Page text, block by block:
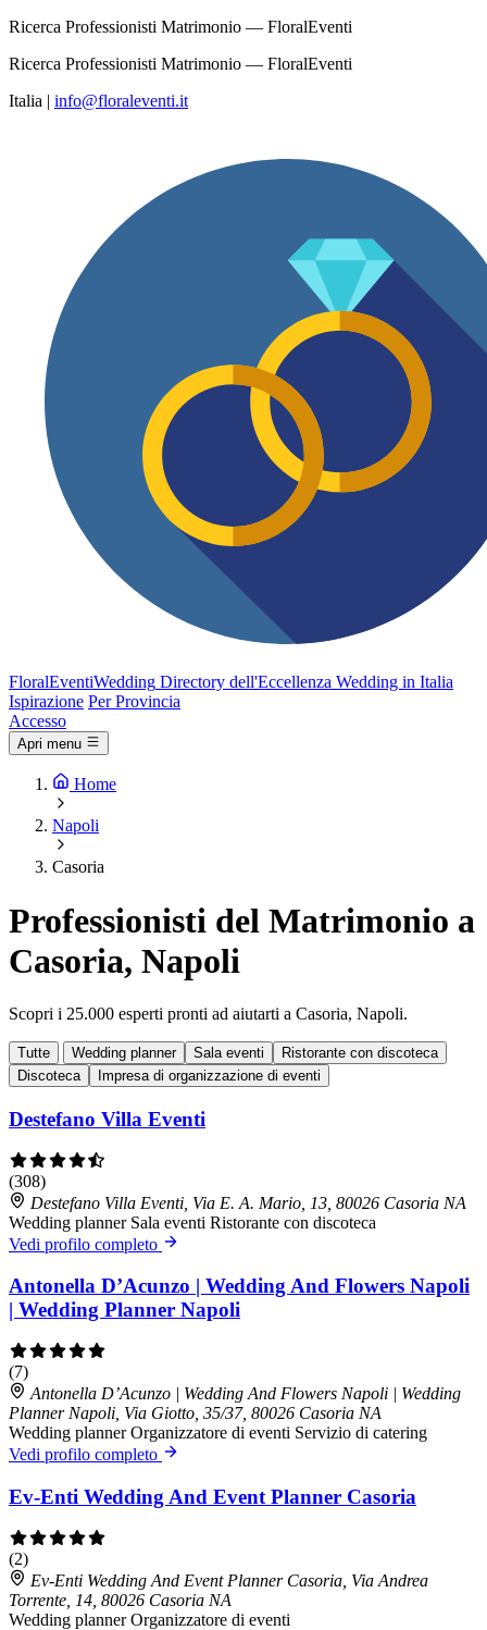
Ricerca Professionisti Matrimonio — FloralEventi
Ricerca Professionisti Matrimonio — FloralEventi
Italia | info@floraleventi.it
FloralEventiWedding Directory dell'Eccellenza Wedding in Italia
Ispirazione Per Provincia
Accesso
Apri menu
Home
Napoli
Casoria
Professionisti del Matrimonio a
Casoria, Napoli
Scopri i 25.000 esperti pronti ad aiutarti a Casoria, Napoli.
Tutte Wedding planner Sala eventi
Ristorante con discoteca
Discoteca
Impresa di organizzazione di eventi
Destefano Villa Eventi
(308)
Destefano Villa Eventi, Via E. A. Mario, 13, 80026 Casoria NA
Wedding planner Sala eventi Ristorante con discoteca
Vedi profilo completo
Antonella D’Acunzo | Wedding And Flowers Napoli
| Wedding Planner Napoli
(7)
Antonella D’Acunzo | Wedding And Flowers Napoli | Wedding
Planner Napoli, Via Giotto, 35/37, 80026 Casoria NA
Wedding plannerOrganizzatore di eventi Servizio di catering
Vedi profilo completo
Ev-Enti Wedding And Event Planner Casoria
(2)
Ev-Enti Wedding And Event Planner Casoria, Via Andrea
Torrente, 14, 80026 Casoria NA
Wedding plannerOrganizzatore di eventi